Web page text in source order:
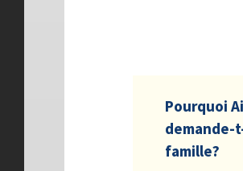
Pourquoi
demande-
famille?